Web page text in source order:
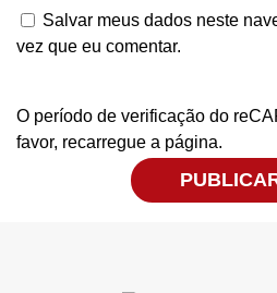
Salvar meus dados neste
vez que eu comentar.
O período de verificação do
favor, recarregue a página.